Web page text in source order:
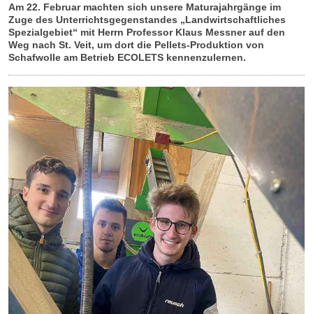
i
t
e
Am 22. Februar machten sich unsere Maturajahrgänge im
Zuge des Unterrichtsgegenstandes „Landwirtschaftliches
Spezialgebiet“ mit Herrn Professor Klaus Messner auf den
Weg nach St. Veit, um dort die Pellets-Produktion von
Schafwolle am Betrieb ECOLETS kennenzulernen.